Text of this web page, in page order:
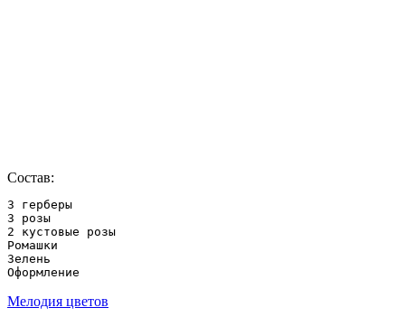
Состав:
3 герберы
3 розы
2 кустовые розы
Ромашки
Зелень
Оформление
Мелодия цветов